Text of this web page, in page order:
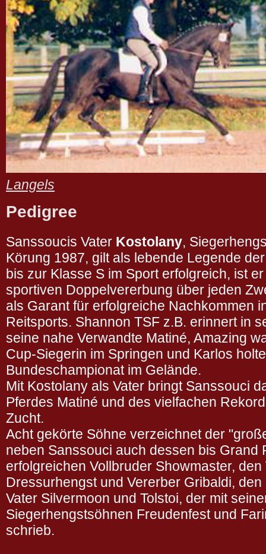
Langels
Pedigree
Sanssoucis Vater Kostolany,
Körung 1987, gilt als lebende Legende
bis zur Klasse S im Sport erfolgreich, ist
sportiven Doppelvererbung über jeden
als Garant für erfolgreiche Nachkommen
Reitsports. Shannon TSF z.B. erinnert in
seine nahe Verwandte Matiné, Amazing
Cup-Siegerin im Springen und Karlos
Bundeschampionat im Gelände.
Mit Kostolany als Vater bringt Sanssouci
Pferdes Matiné und des vielfachen
Zucht.
Acht gekörte Söhne verzeichnet der
neben Sanssouci auch dessen bis Grand
erfolgreichen Vollbruder Showmaster,
Dressurhengst und Vererber Gribaldi,
Vater Silvermoon und Tolstoi, der mit
Siegerhengstsöhnen Freudenfest und
schrieb.